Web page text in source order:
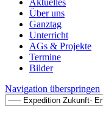
Aktuelles
Über uns
Ganztag
Unterricht
AGs & Projekte
Termine
Bilder
Navigation überspringen